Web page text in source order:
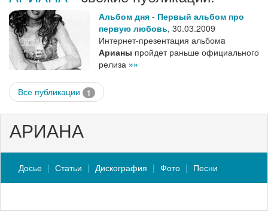
Альбом дня - Первый альбом про
первую любовь, 30.03.2009
Интернет-презентация альбомa
Арианы пройдет раньше официального
релиза »»
Все публикации 1
АРИАНА
Досье Статьи Дискография Фото Песни